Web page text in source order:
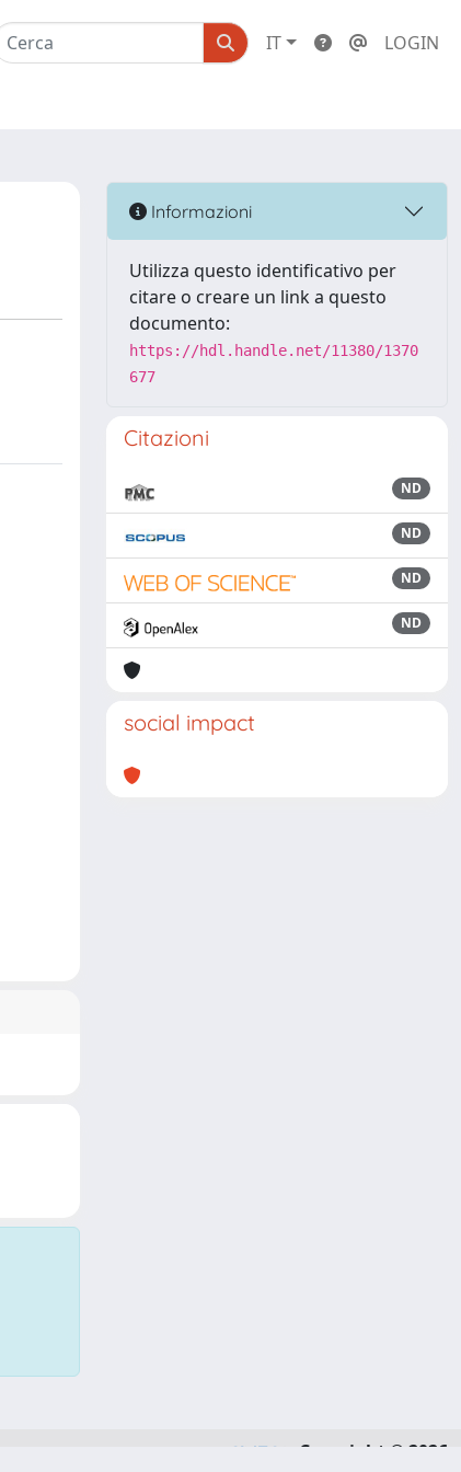
IT LOGIN
Informazioni
Utilizza questo identificativo per
citare o creare un link a questo
documento:
https://hdl.handle.net/11380/1370
677
Citazioni
ND
ND
ND
ND
social impact
Copyright © 2026